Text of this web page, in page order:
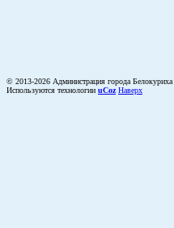
© 2013-2026 Администрация города Белокуриха
Используются технологии uCoz Наверх